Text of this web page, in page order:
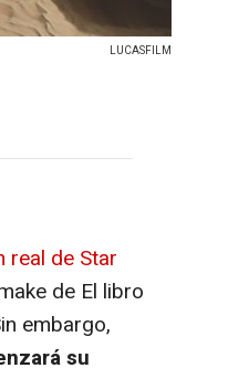
LUCASFILM
real de Star
de El libro
embargo,
su